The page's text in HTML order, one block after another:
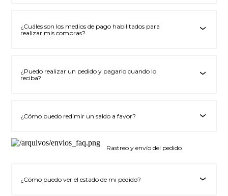
¿Cuáles son los medios de pago habilitados para
realizar mis compras?
‹
¿Puedo realizar un pedido y pagarlo cuando lo
reciba?
‹
¿Cómo puedo redimir un saldo a favor? ‹
Rastreo y envío del pedido
¿Cómo puedo ver el estado de mi pedido? ‹